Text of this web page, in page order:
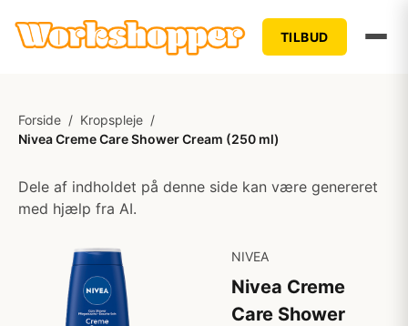
TILBUD
Forside / Kropspleje /
Nivea Creme Care Shower Cream (250 ml)
Dele af indholdet på denne side kan være genereret
med hjælp fra AI.
NIVEA
Nivea Creme
Care Shower